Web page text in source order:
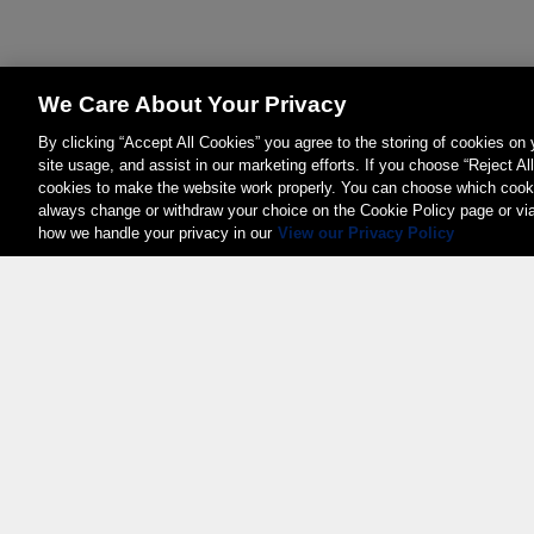
We Care About Your Privacy
By clicking “Accept All Cookies” you agree to the storing of cookies
site usage, and assist in our marketing efforts. If you choose “Reject
cookies to make the website work properly. You can choose which
always change or withdraw your choice on the Cookie Policy page or
how we handle your privacy in our View our Privacy Policy